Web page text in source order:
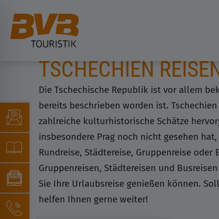
TSCHECHIEN
Die Tschechische Republik ist vor allem
bereits beschrieben worden ist.
zahlreiche kulturhistorische Schätze
insbesondere Prag noch nicht gesehen
Rundreise, Städtereise, Gruppenreise
Gruppenreisen, Städtereisen und
Sie Ihre Urlaubsreise genießen können.
helfen Ihnen gerne weiter!